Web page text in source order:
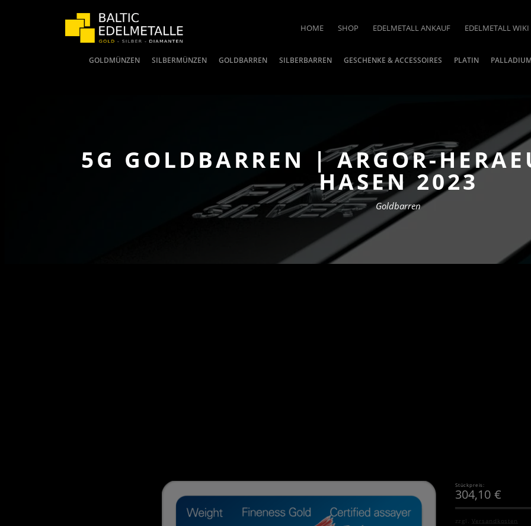
HOME SHOP EDELMETALL ANKAUF EDELMETALL WIKI
GOLDMÜNZEN SILBERMÜNZEN GOLDBARREN SILBERBARREN GESCHENKE & ACCESSOIRES PLATIN
5G GOLDBARREN | ARGOR-
HASEN 2023
Goldbarren
Stückpreis:
304,10 €
zzgl. Versandkosten